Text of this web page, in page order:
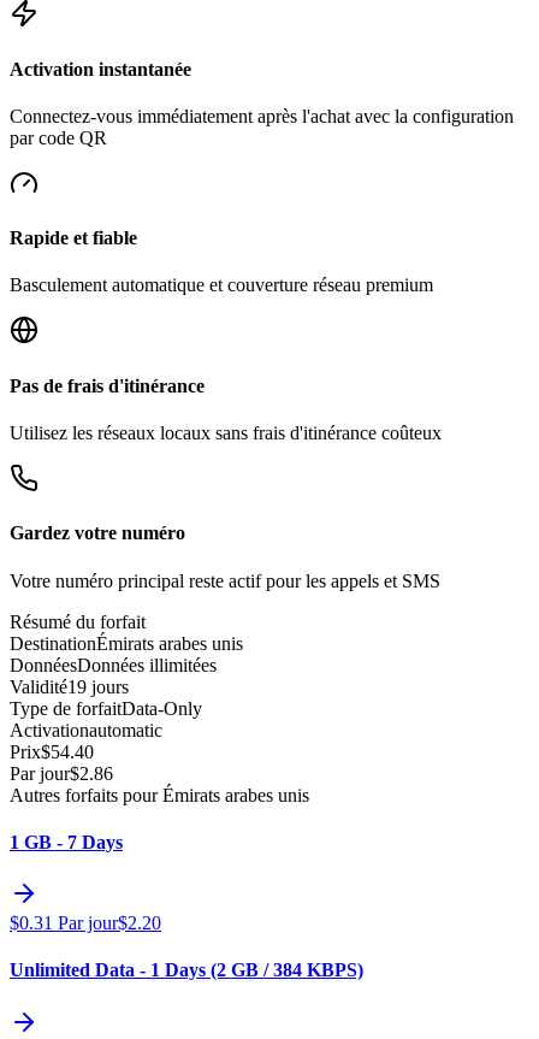
Activation instantanée
Connectez-vous immédiatement après l'achat avec la configuration
par code QR
Rapide et fiable
Basculement automatique et couverture réseau premium
Pas de frais d'itinérance
Utilisez les réseaux locaux sans frais d'itinérance coûteux
Gardez votre numéro
Votre numéro principal reste actif pour les appels et SMS
Résumé du forfait
DestinationÉmirats arabes unis
DonnéesDonnées illimitées
Validité19 jours
Type de forfaitData-Only
Activationautomatic
Prix$54.40
Par jour$2.86
Autres forfaits pour Émirats arabes unis
1 GB - 7 Days
$0.31 Par jour$2.20
Unlimited Data - 1 Days (2 GB / 384 KBPS)